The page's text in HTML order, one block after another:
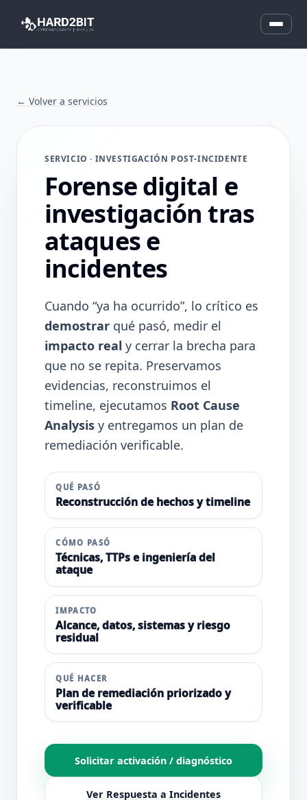
← Volver a servicios
SERVICIO · INVESTIGACIÓN POST-INCIDENTE
Forense digital e
investigación tras
ataques e
incidentes
Cuando “ya ha ocurrido”, lo crítico es
demostrar qué pasó, medir el
impacto real y cerrar la brecha para
que no se repita. Preservamos
evidencias, reconstruimos el
timeline, ejecutamos Root Cause
Analysis y entregamos un plan de
remediación verificable.
QUÉ PASÓ
Reconstrucción de hechos y timeline
CÓMO PASÓ
Técnicas, TTPs e ingeniería del
ataque
IMPACTO
Alcance, datos, sistemas y riesgo
residual
QUÉ HACER
Plan de remediación priorizado y
verificable
Solicitar activación / diagnóstico
Ver Respuesta a Incidentes